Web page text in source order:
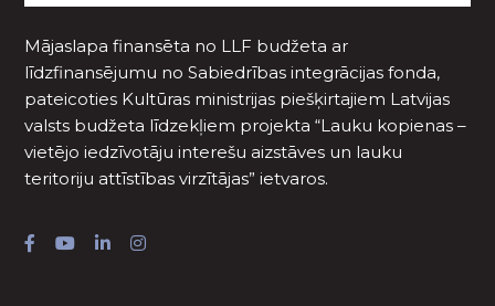
Mājaslapa finansēta no LLF budžeta ar
līdzfinansējumu no Sabiedrības integrācijas fonda,
pateicoties Kultūras ministrijas piešķirtajiem Latvijas
valsts budžeta līdzekļiem projekta “Lauku kopienas –
vietējo iedzīvotāju interešu aizstāves un lauku
teritoriju attīstības virzītājas” ietvaros.